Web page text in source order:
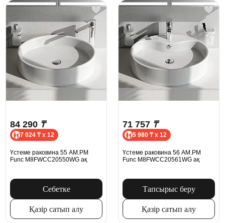
84 290 ₸
7 024 ₸ x 12
Үстеме раковина 55 AM.PM
Func M8FWCC20550WG ақ
Себетке
Қазір сатып алу
71 757 ₸
5 980 ₸ x 12
Үстеме раковина 56 AM.PM
Func M8FWCC20561WG ақ
Тапсырыс беру
Қазір сатып алу